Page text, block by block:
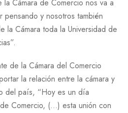
Cámara de Comercio nos va a
pensando y nosotros también
la Cámara toda la Universidad de
de la Cámara del Comercio
la relación entre la cámara y
del país, “Hoy es un día
Comercio, (…) esta unión con